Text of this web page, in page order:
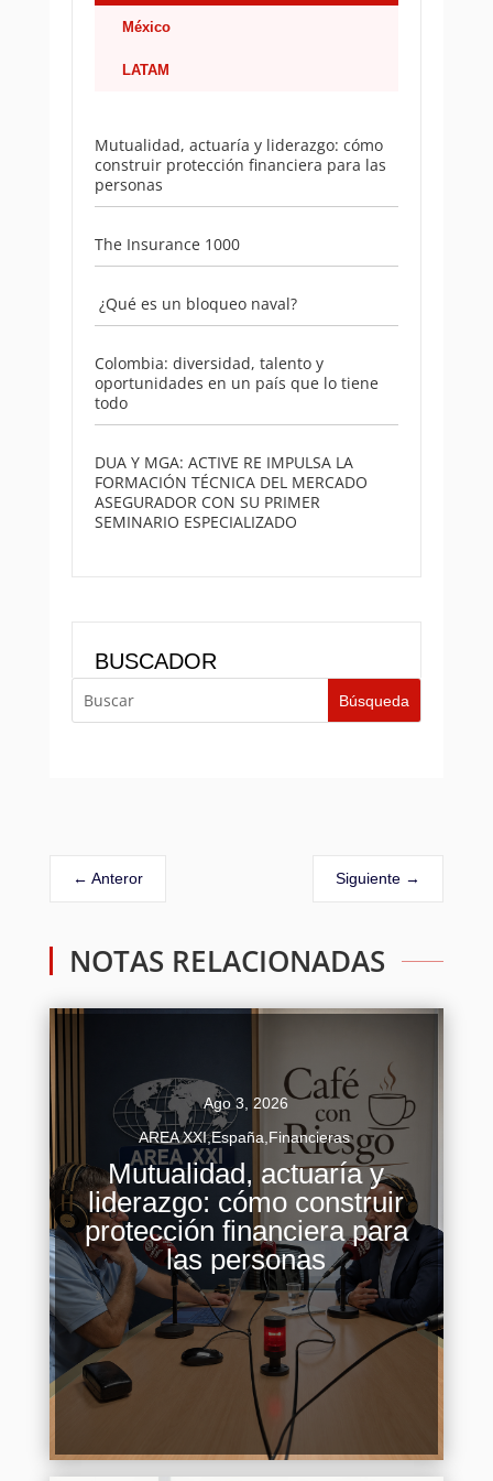
México
LATAM
Mutualidad, actuaría y liderazgo: cómo
construir protección financiera para las
personas
The Insurance 1000
¿Qué es un bloqueo naval?
Colombia: diversidad, talento y
oportunidades en un país que lo tiene
todo
DUA Y MGA: ACTIVE RE IMPULSA LA
FORMACIÓN TÉCNICA DEL MERCADO
ASEGURADOR CON SU PRIMER
SEMINARIO ESPECIALIZADO
BUSCADOR
← Anteror Siguiente →
NOTAS RELACIONADAS
Ago 3, 2026
AREA XXI,España,Financieras
Mutualidad, actuaría y
liderazgo: cómo construir
protección financiera para
las personas
Fernando Ariza reivindica el modelo mutual y el
papel preventivo de la inteligencia artificial en el
seguro Fernando Ariza, CEO de Mutualidad y
presidente del Instituto...
Continuar Leyendo